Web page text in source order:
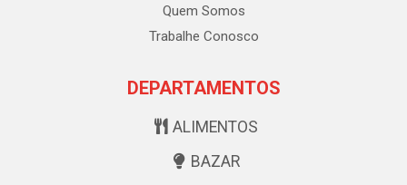
Quem Somos
Trabalhe Conosco
DEPARTAMENTOS
ALIMENTOS
BAZAR